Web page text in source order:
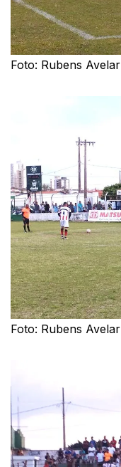
Foto: Rubens Avelar
Foto: Rubens Avelar